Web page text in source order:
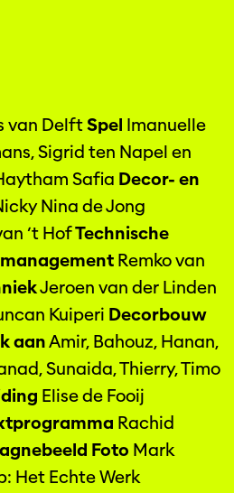
van DelftSpel Imanuelle
Sigrid ten Napel en
Safia Decor- en
Nina de Jong
’t HofTechnische
Remko van
Jeroen van der Linden
Kuiperi Decorbouw
aanAmir, Bahouz, Hanan,
Sunaida, Thierry, Timo
Elise de Fooij
Rachid
Foto Mark
Het Echte Werk